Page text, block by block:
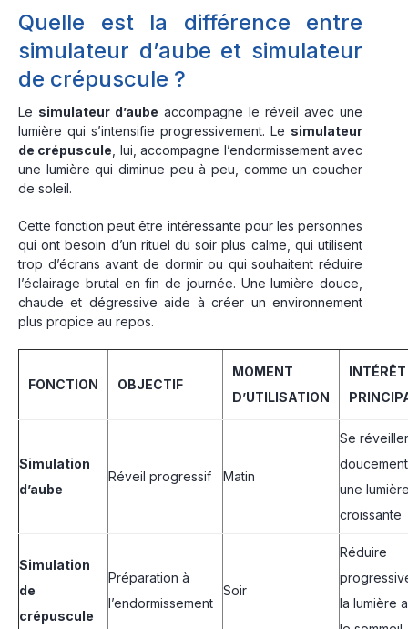
Quelle est la différence entre
simulateur d’aube et simulateur
de crépuscule ?
Le simulateur d’aube accompagne le réveil avec une
lumière qui s’intensifie progressivement. Le simulateur
de crépuscule , lui, accompagne l’endormissement avec
une lumière qui diminue peu à peu, comme un coucher
de soleil.
Cette fonction peut être intéressante pour les personnes
qui ont besoin d’un rituel du soir plus calme, qui utilisent
trop d’écrans avant de dormir ou qui souhaitent réduire
l’éclairage brutal en fin de journée. Une lumière douce,
chaude et dégressive aide à créer un environnement
plus propice au repos.
FONCTION OBJECTIF
MOMENT
D’UTILISATION
INTÉRÊT
Simulation
d’aube
Réveil progressif Matin
Se
une
croissante
Simulation
de
crépuscule
Préparation à
l’endormissement
Soir
Réduire
la lumière